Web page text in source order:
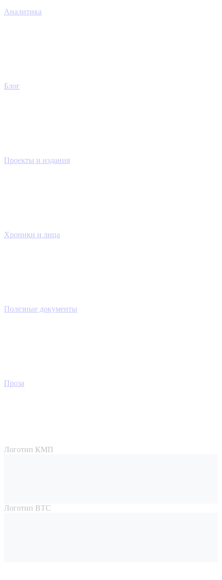
Аналитика
Блог
Проекты и издания
Хроники и лица
Полезные документы
Проза
Логотип КМП
Логотип ВТС